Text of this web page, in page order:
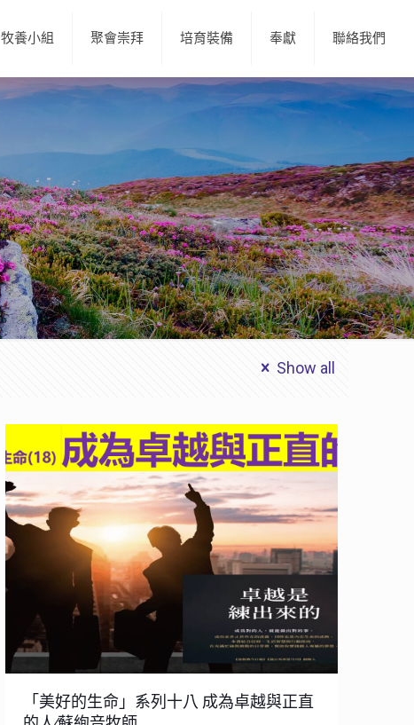
牧養小組 聚會崇拜 培育裝備 奉獻 聯絡我們
Show all
「美好的生命」系列十八 成為卓越與正直